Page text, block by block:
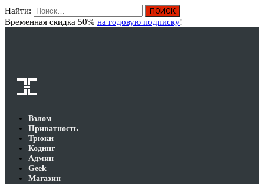
Найти:
Временная скидка 50% на годовую подписку!
Взлом
Приватность
Трюки
Кодинг
Админ
Geek
Магазин